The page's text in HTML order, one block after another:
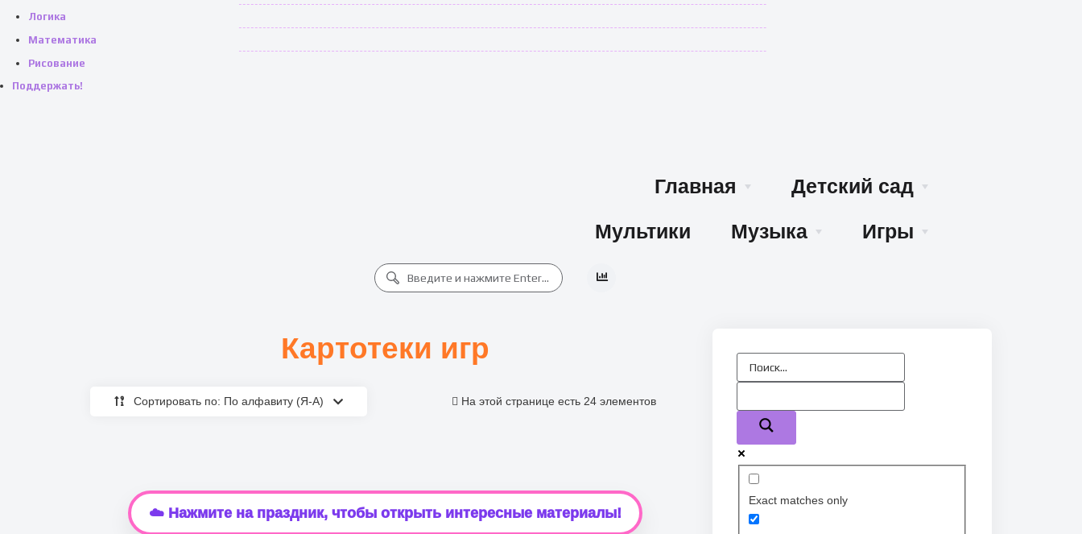
Логика
Математика
Рисование
Поддержать!
Главная
Детский сад
Мультики
Музыка Игры
Картотеки игр
Сортировать по: По алфавиту (Я-А) На этой странице есть 24 элементов
☁️ Нажмите на праздник, чтобы открыть интересные материалы!
Exact matches only